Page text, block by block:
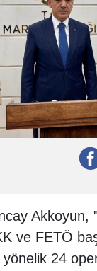
Akkoyun,
ve FETÖ
24